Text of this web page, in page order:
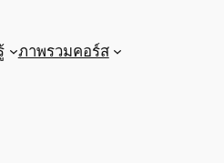
ภาพรวมคอร์ส